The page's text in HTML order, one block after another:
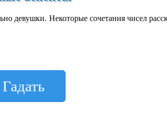
девушки. Некоторые сочетания чисел
Гадать